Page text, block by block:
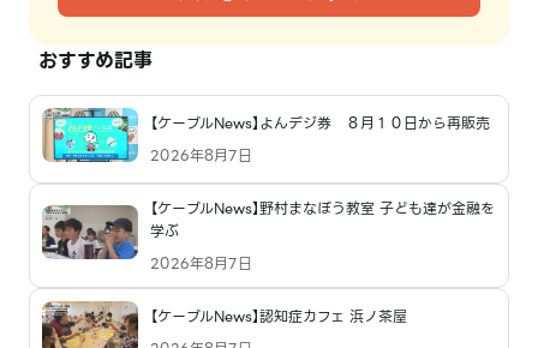
おすすめ記事
【ケーブルNews】よんデジ券 ８月１０日から再販売
2026年8月7日
【ケーブルNews】野村まなぼう教室 子ども達が金融を
学ぶ
2026年8月7日
【ケーブルNews】認知症カフェ 浜ノ茶屋